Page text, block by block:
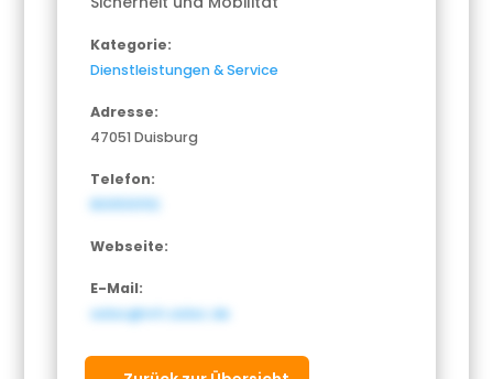
Kategorie:
Dienstleistungen & Service
Adresse:
47051 Duisburg
Telefon:
8005101112
Webseite:
E-Mail:
adac@nrh.adac.de